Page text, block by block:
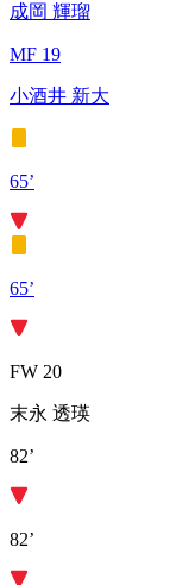
成岡 輝瑠
MF 19
小酒井 新大
65’
65’
FW 20
末永 透瑛
82’
82’